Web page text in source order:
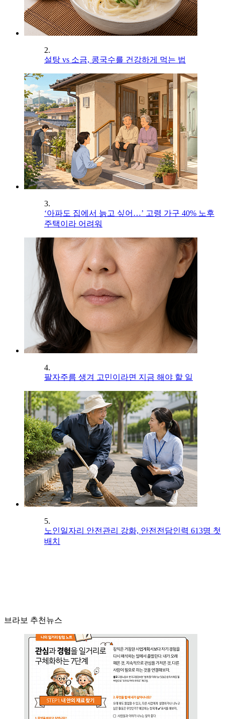
2.
설탕 vs 소금, 콩국수를 건강하게 먹는 법
3.
‘아파도 집에서 늙고 싶어…’ 고령 가구 40% 노후
주택이라 어려워
4.
팔자주름 생겨 고민이라면 지금 해야 할 일
5.
노인일자리 안전관리 강화, 안전전담인력 613명 첫
배치
브라보 추천뉴스